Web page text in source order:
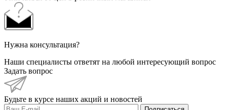
Нужна консультация?
Наши специалисты ответят на любой интересующий вопрос
Задать вопрос
Будьте в курсе наших акций и новостей